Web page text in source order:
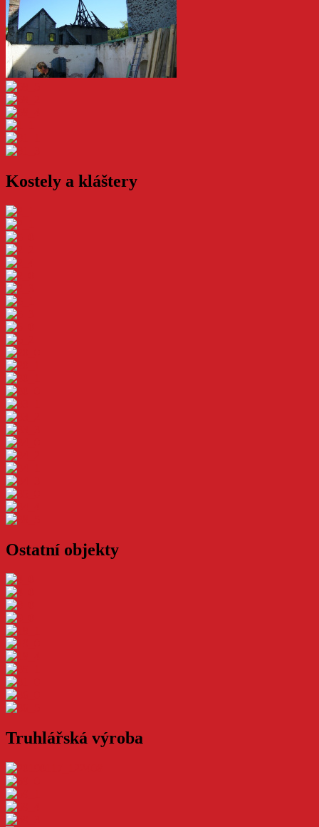
Kostely a kláštery
Ostatní objekty
Truhlářská výroba